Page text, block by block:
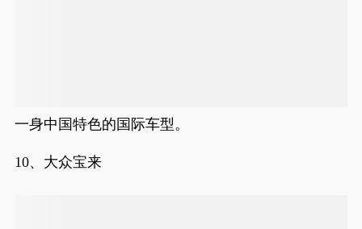
一身中国特色的国际车型。
10、大众宝来